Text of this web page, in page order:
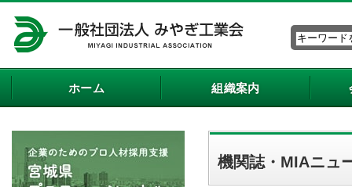
ホーム 組織案内
機関誌・MIAニュ